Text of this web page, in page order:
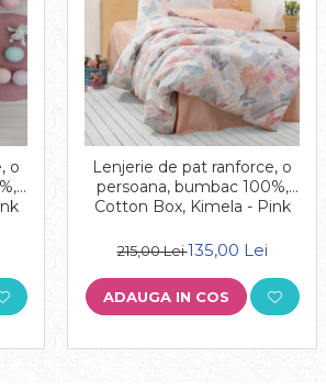
o
Lenjerie de pat ranforce, o
persoana, bumbac 100%,
Cotton Box, Kimela - Pink
215,00 Lei135,00 Lei
ADAUGA IN COS